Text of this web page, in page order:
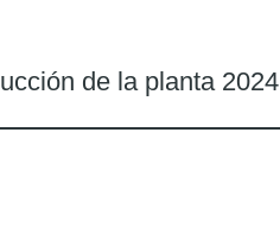
de la planta 2024